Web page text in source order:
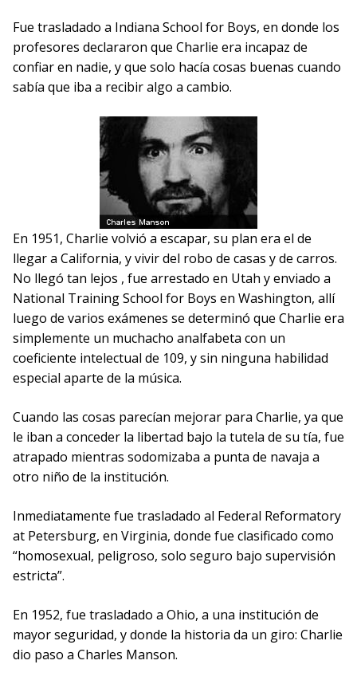
Fue trasladado a Indiana School for Boys, en donde los
profesores declararon que Charlie era incapaz de
confiar en nadie, y que solo hacía cosas buenas cuando
sabía que iba a recibir algo a cambio.
En 1951, Charlie volvió a escapar, su plan era el de
llegar a California, y vivir del robo de casas y de carros.
No llegó tan lejos , fue arrestado en Utah y enviado a
National Training School for Boys en Washington, allí
luego de varios exámenes se determinó que Charlie era
simplemente un muchacho analfabeta con un
coeficiente intelectual de 109, y sin ninguna habilidad
especial aparte de la música.
Cuando las cosas parecían mejorar para Charlie, ya que
le iban a conceder la libertad bajo la tutela de su tía, fue
atrapado mientras sodomizaba a punta de navaja a
otro niño de la institución.
Inmediatamente fue trasladado al Federal Reformatory
at Petersburg, en Virginia, donde fue clasificado como
“homosexual, peligroso, solo seguro bajo supervisión
estricta”.
En 1952, fue trasladado a Ohio, a una institución de
mayor seguridad, y donde la historia da un giro: Charlie
dio paso a Charles Manson.